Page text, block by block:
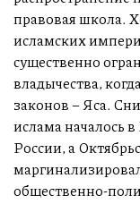
правовая школа.
исламских
существенно
владычества,
законов – Яса.
ислама началось
России, а
общественно-